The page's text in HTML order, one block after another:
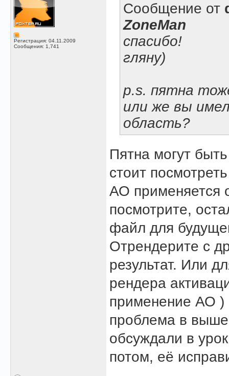
Регистрация: 04.11.2009
Сообщения: 1,741
Сообщение от
ZoneMan
спасибо!
гляну)
p.s. пятна
или же вы
область?
Пятна могут
стоит
АО применяется
посмотрите,
файл для
Отрендерите с
результат. Или
рендера
применение АО )
проблема в
обсуждали в
потом, её